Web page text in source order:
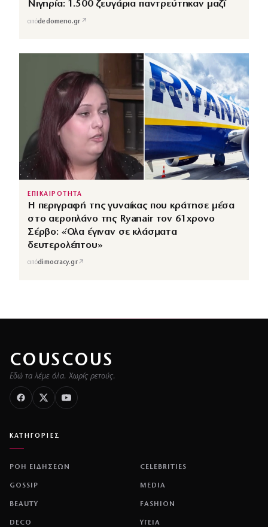
Νιγηρία: 1.500 ζευγάρια παντρεύτηκαν μαζί
απόdedomeno.gr ↗
ΕΠΙΚΑΙΡΟΤΗΤΑ
Η περιγραφή της γυναίκας που κράτησε μέσα
στο αεροπλάνο της Ryanair τον 61χρονο
Σέρβο: «Όλα έγιναν σε κλάσματα
δευτερολέπτου»
απόdimocracy.gr↗
COUSCOUS
Εδώ τα λέμε όλα. Χωρίς ρετούς.
ΚΑΤΗΓΟΡΙΕΣ
ΡΟΗ ΕΙΔΗΣΕΩΝ CELEBRITIES
GOSSIP MEDIA
BEAUTY FASHION
DECO ΥΓΕΙΑ